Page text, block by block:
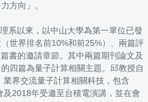
方向」。
系以來，以中山大學為第一單位已發
世界排名前10%和前25%）、兩篇評
書的邀請章節。其中兩篇期刊論文及
四篇為量子計算相關主題。邱教授自
界交流量子計算相關科技，包含
2018年受邀至台積電演講，並在會